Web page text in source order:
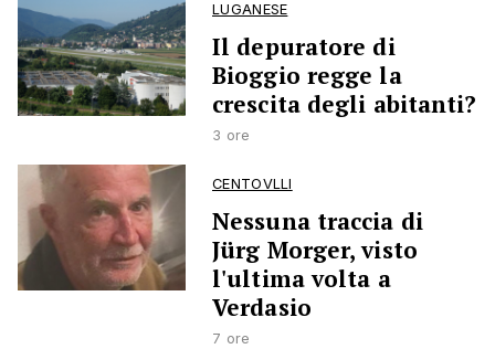
LUGANESE
Il depuratore di
Bioggio regge la
crescita degli abitanti?
3 ore
CENTOVLLI
Nessuna traccia di
Jürg Morger, visto
l'ultima volta a
Verdasio
7 ore